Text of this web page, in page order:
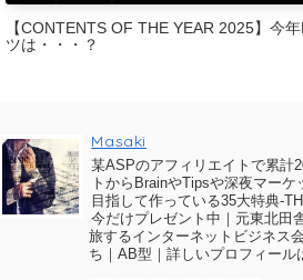
【CONTENTS OF THE YEAR 2025】今
ツは・・・？
Masaki
某ASPのアフィリエイトで累計
トからBrainやTipsや深夜マー
目指して作っている35大特典-
今だけプレゼント中｜元東北田
旅するインターネットビジネス
ち｜AB型｜詳しいプロフィール